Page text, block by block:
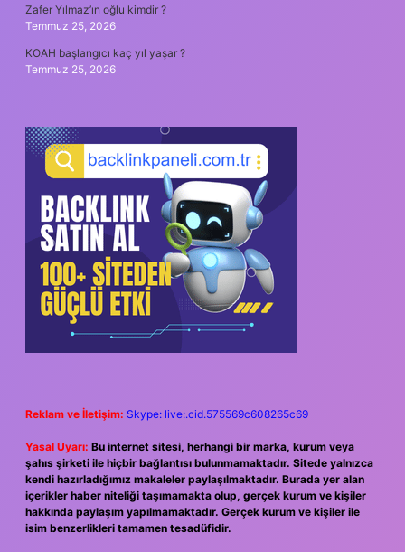
Zafer Yılmaz’ın oğlu kimdir ?
Temmuz 25, 2026
KOAH başlangıcı kaç yıl yaşar ?
Temmuz 25, 2026
Reklam ve İletişim: Skype: live:.cid.575569c608265c69
Yasal Uyarı: Bu internet sitesi, herhangi bir marka, kurum veya
şahıs şirketi ile hiçbir bağlantısı bulunmamaktadır. Sitede yalnızca
kendi hazırladığımız makaleler paylaşılmaktadır. Burada yer alan
içerikler haber niteliği taşımamakta olup, gerçek kurum ve kişiler
hakkında paylaşım yapılmamaktadır. Gerçek kurum ve kişiler ile
isim benzerlikleri tamamen tesadüfidir.